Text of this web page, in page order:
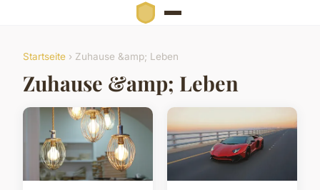
Startseite › Zuhause &amp; Leben
Zuhause &amp; Leben